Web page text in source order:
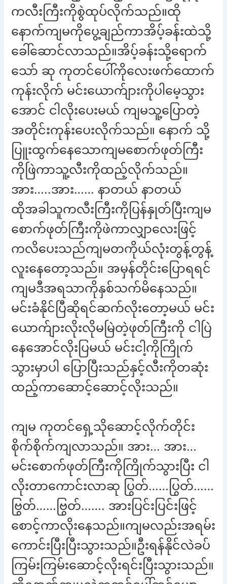
ကလီးကြီးကိုစွဲထုပ်လိုက်သည်။ထို
နောက်ကျမကိုပွေ့ချည်ကာအိပ့်ခန်းထဲသို့
ခေါ်ဆောင်လာသည်။အိပ့်ခန်းသို့ရောက်
သော် ဆု ကုတင်ပေါ်ကိုလေးဖက်ထောက်
ကုန်းလိုက် မင်းယောက်ျားကိုပါမေ့သွား
အောင် ငါလိုးပေးမယ် ကျမသူ့ပြောတဲ့
အတိုင်းကုန်းပေးလိုက်သည်။ နောက် သို့
ပြူးထွက်နေသောကျမစောက်ဖုတ်ကြီး
ကိုဖြဲကာသူ့လီးကိုထည့်လိုက်သည်။
အား…..အား…… နာတယ် နာတယ်
ထိုအခါသူကလီးကြီးကိုပြန်နှုတ်ပြီးကျမ
စောက်ဖုတ်ကြီးကိုဖဲကာလျှာလေးဖြင့်
ကလိပေးသည်ကျမတကိုယ်လုံးတွန့်တွန့်
လူးနေတော့သည်။ အမှန်တိုင်းပြောရရင်
ကျမဒီအရသာကိုနှစ်သက်မိနေသည်။
မင်းခံနိုင်ပြီဆိုရင်ဆက်လိုးတော့မယ် မင်း
ယောက်ျားလိုးလိုမမြဲတဲ့ဖုတ်ကြီးကို ငါပြဲ
နေအောင်လိုးပြမယ် မင်းငါ့ကိုကြိုက်
သွားမှာပါ ပြောပြီးသည်နှင့်လီးကိုတဆုံး
ထည့်ကာဆောင့်ဆောင့်လိုးသည်။
ကျမ ကုတင်ရှေ့သိုဆောင့်လိုက်တိုင်း
စိုက်စိုက်ကျလာသည်။ အား… အား…
မင်းစောက်ဖုတ်ကြီးကိုကြိုက်သွားပြီး ငါ
လိုးတာကောင်းလာဆု ပြွတ်……ပြွတ်……
ဗြွတ်……ဗြွတ်……. အားပြင်းပြင်းဖြင့်
စောင့်ကာလိုးနေသည်။ကျမလည်းအရမ်း
ကောင်းပြီးပြီးသွားသည်။ဦးရန်နိုင်လဲခပ်
ကြမ်းကြမ်းဆောင့်လိုးရင်းပြီးသွားသည်။